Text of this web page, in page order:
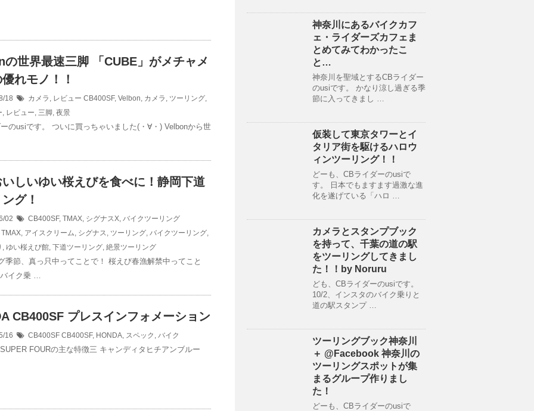
の世界最速三脚 「CUBE」がメチャメ
れモノ！！
18 カメラ , レビュー CB400SF, Velbon, カメラ , ツーリング,
, レビュー, 三脚, 夜景
のusiです。 ついに買っちゃいました(・∀・) Velbonから世
しいゆい桜えびを食べに！静岡下道
グ！
02 CB400SF, TMAX, シグナスX, バイクツーリング
TMAX, アイスクリーム, シグナス, ツーリング, バイクツーリング,
, ゆい桜えび館, 下道ツーリング, 絶景ツーリング
季節、真っ只中ってことで！ 桜えび春漁解禁中ってこと
イク乗 …
CB400SF プレスインフォメーション
16 CB400SF CB400SF, HONDA, スペック , バイク
FOURの主な特徴三 キャンディタヒチアンブルー
神奈川にあるバイクカフ
ェ・ライダーズカフェま
とめてみてわかったこ
と…
神奈川を聖域とするCBライダー
のusiです。 かなり涼し過ぎる季
節に入ってきまし …
仮装して東京タワーとイ
タリア街を駆けるハロウ
ィンツーリング！！
どーも、CBライダーのusiで
す。 日本でもますます過激な進
化を遂げている「ハロ …
カメラとスタンプブック
を持って、千葉の道の駅
をツーリングしてきまし
た！！by Noruru
ども、CBライダーのusiです。
10/2、インスタのバイク乗りと
道の駅スタンプ …
ツーリングブック神奈川
＋ @Facebook 神奈川の
ツーリングスポットが集
まるグループ作りまし
た！
どーも、CBライダーのusiで